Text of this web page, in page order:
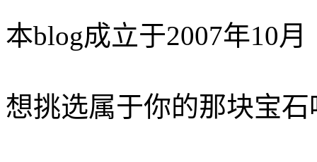
本blog成立于2007年10月
想挑选属于你的那块宝石